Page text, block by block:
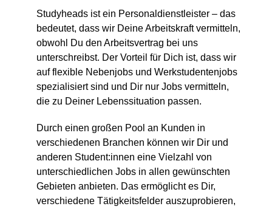
Studyheads ist ein Personaldienstleister – das
bedeutet, dass wir Deine Arbeitskraft vermitteln,
obwohl Du den Arbeitsvertrag bei uns
unterschreibst. Der Vorteil für Dich ist, dass wir
auf flexible Nebenjobs und Werkstudentenjobs
spezialisiert sind und Dir nur Jobs vermitteln,
die zu Deiner Lebenssituation passen.
Durch einen großen Pool an Kunden in
verschiedenen Branchen können wir Dir und
anderen Student:innen eine Vielzahl von
unterschiedlichen Jobs in allen gewünschten
Gebieten anbieten. Das ermöglicht es Dir,
verschiedene Tätigkeitsfelder auszuprobieren,